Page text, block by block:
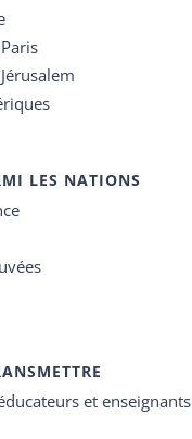
LES NATIONS
et enseignants